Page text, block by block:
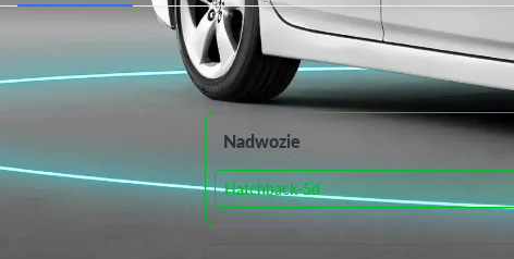
Dane techniczne
Nadwozie
Hatchback-5d